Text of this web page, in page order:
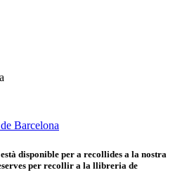
Barcelona
disponible per a recollides a la nostra
per recollir a la llibreria de